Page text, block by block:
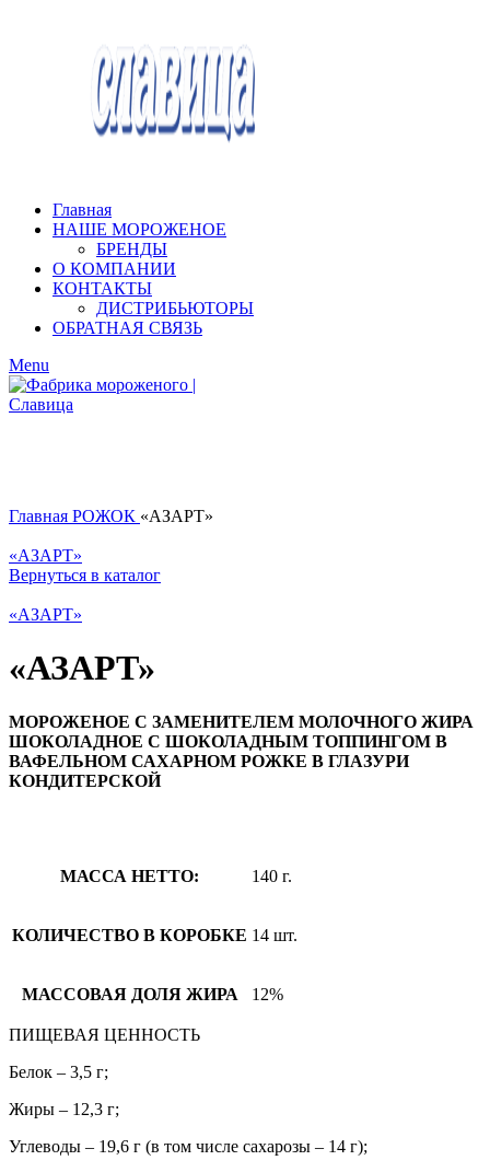
Главная
НАШЕ МОРОЖЕНОЕ
БРЕНДЫ
О КОМПАНИИ
КОНТАКТЫ
ДИСТРИБЬЮТОРЫ
ОБРАТНАЯ СВЯЗЬ
Menu
Главная РОЖОК «АЗАРТ»
«АЗАРТ»
Вернуться в каталог
«АЗАРТ»
«АЗАРТ»
МОРОЖЕНОЕ С ЗАМЕНИТЕЛЕМ МОЛОЧНОГО ЖИРА
ШОКОЛАДНОЕ С ШОКОЛАДНЫМ ТОППИНГОМ В
ВАФЕЛЬНОМ САХАРНОМ РОЖКЕ В ГЛАЗУРИ
КОНДИТЕРСКОЙ
МАССА НЕТТО: 140 г.
КОЛИЧЕСТВО В КОРОБКЕ 14 шт.
МАССОВАЯ ДОЛЯ ЖИРА 12%
ПИЩЕВАЯ ЦЕННОСТЬ
Белок – 3,5 г;
Жиры – 12,3 г;
Углеводы – 19,6 г (в том числе сахарозы – 14 г);